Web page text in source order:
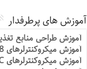
آموزش های پرطرفدار
آموزش طراحی منابع
آموزش میکروکنترلرهای LPC1768
آموزش میکروکنترلرهای PIC